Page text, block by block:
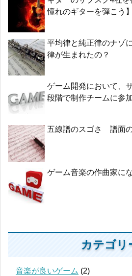
憧れのギターを弾こう】
平均律と純正律のナゾ
律が生まれたの？
ゲーム開発において、
段階で制作チームに参
五線譜のスゴさ 譜面
ゲーム音楽の作曲家に
カテゴリ
音楽が良いゲーム (2)